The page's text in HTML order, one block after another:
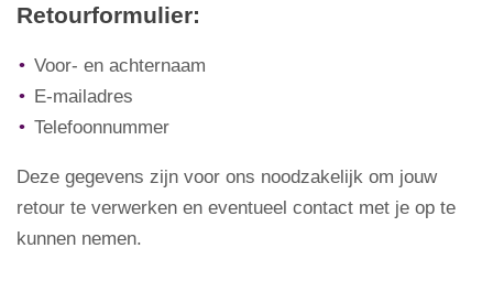
Retourformulier:
Voor- en achternaam
E-mailadres
Telefoonnummer
Deze gegevens zijn voor ons noodzakelijk om jouw
retour te verwerken en eventueel contact met je op te
kunnen nemen.